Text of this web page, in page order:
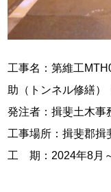
工事名：第維工
助（トンネル修繕）
発注者：揖斐土木事
工事場所：揖斐郡揖
工 期：2024年8月